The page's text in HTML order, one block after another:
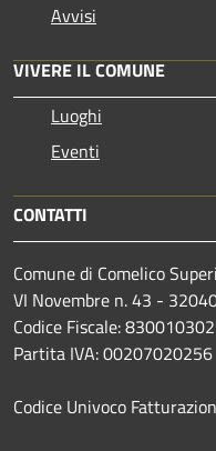
Avvisi
VIVERE IL COMUNE
Luoghi
Eventi
CONTATTI
Comune di Comelico
VI Novembre n. 43 -
Codice Fiscale:
Partita IVA: 00207020256
Codice Univoco